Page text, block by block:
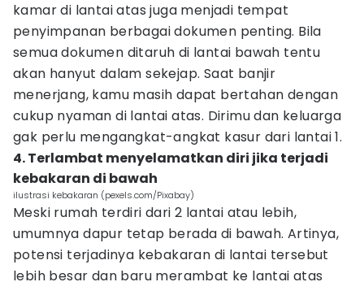
kamar di lantai atas juga menjadi tempat
penyimpanan berbagai dokumen penting. Bila
semua dokumen ditaruh di lantai bawah tentu
akan hanyut dalam sekejap. Saat banjir
menerjang, kamu masih dapat bertahan dengan
cukup nyaman di lantai atas. Dirimu dan keluarga
gak perlu mengangkat-angkat kasur dari lantai 1.
4. Terlambat menyelamatkan diri jika terjadi
kebakaran di bawah
ilustrasi kebakaran (pexels.com/Pixabay)
Meski rumah terdiri dari 2 lantai atau lebih,
umumnya dapur tetap berada di bawah. Artinya,
potensi terjadinya kebakaran di lantai tersebut
lebih besar dan baru merambat ke lantai atas